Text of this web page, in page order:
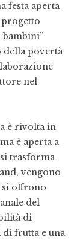
festa aperta
progetto
bambini”
della povertà
nel
è rivolta in
è aperta a
trasforma
vengono
offrono
del
di
di frutta e una